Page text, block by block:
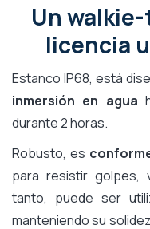
Un
licencia
Estanco IP68, está
inmersión en agua
durante 2 horas.
Robusto, es
para resistir golpes,
tanto, puede ser
manteniendo su